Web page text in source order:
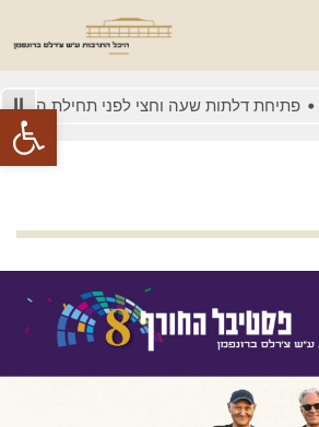
פתח
פתיחת דלתות שעה וחצי לפני תחילת המופע